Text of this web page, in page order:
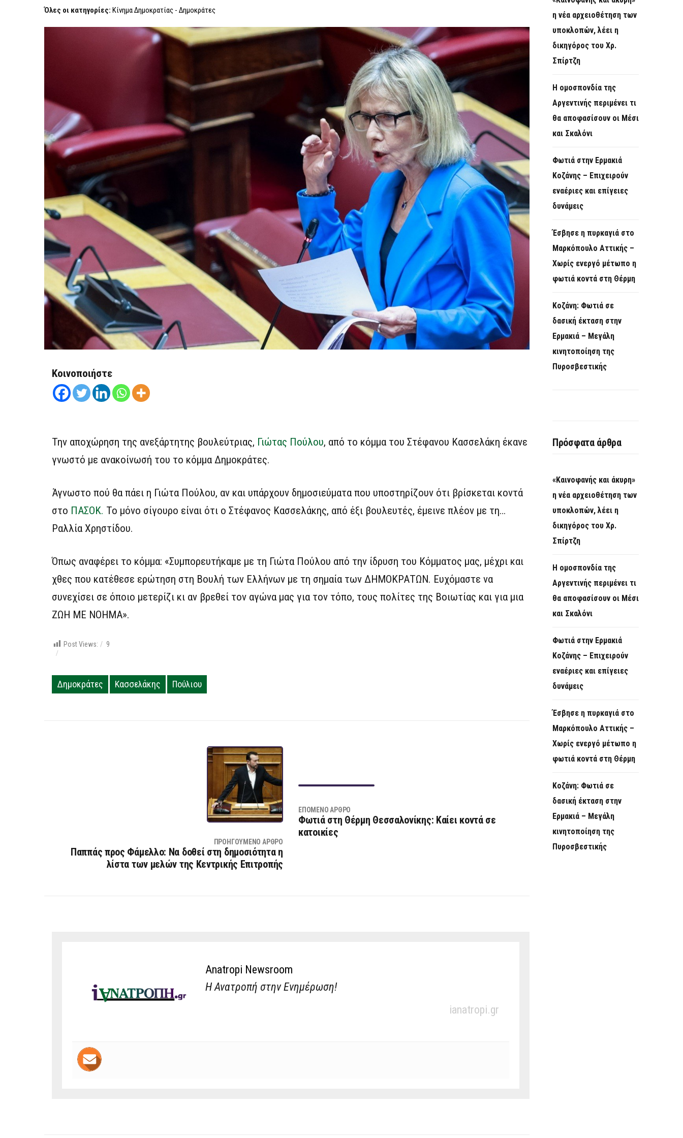
Όλες οι κατηγορίες: Κίνημα Δημοκρατίας - Δημοκράτες
Κοινοποιήστε
Την αποχώρηση της ανεξάρτητης βουλεύτριας, Γιώτας Πούλου, από το κόμμα του Στέφανου Κασσελάκη έκανε
γνωστό με ανακοίνωσή του το κόμμα Δημοκράτες.
Άγνωστο πού θα πάει η Γιώτα Πούλου, αν και υπάρχουν δημοσιεύματα που υποστηρίζουν ότι βρίσκεται κοντά
στο ΠΑΣΟΚ. Το μόνο σίγουρο είναι ότι ο Στέφανος Κασσελάκης, από έξι βουλευτές, έμεινε πλέον με τη…
Ραλλία Χρηστίδου.
Όπως αναφέρει το κόμμα: «Συμπορευτήκαμε με τη Γιώτα Πούλου από την ίδρυση του Κόμματος μας, μέχρι και
χθες που κατέθεσε ερώτηση στη Βουλή των Ελλήνων με τη σημαία των ΔΗΜΟΚΡΑΤΩΝ. Ευχόμαστε να
συνεχίσει σε όποιο μετερίζι κι αν βρεθεί τον αγώνα μας για τον τόπο, τους πολίτες της Βοιωτίας και για μια
ΖΩΗ ΜΕ ΝΟΗΜΑ».
Post Views: 9
Δημοκράτες Κασσελάκης Πούλιου
ΠΡΟΗΓΟΎΜΕΝΟ ΆΡΘΡΟ
Παππάς προς Φάμελλο: Να δοθεί στη δημοσιότητα η
λίστα των μελών της Κεντρικής Επιτροπής
ΕΠΌΜΕΝΟ ΆΡΘΡΟ
Φωτιά στη Θέρμη Θεσσαλονίκης: Καίει κοντά σε
κατοικίες
Anatropi Newsroom
Η Ανατροπή στην Ενημέρωση!
ianatropi.gr
η νέα αρχειοθέτηση των
υποκλοπών, λέει η
δικηγόρος του Χρ.
Σπίρτζη
Η ομοσπονδία της
Αργεντινής περιμένει τι
θα αποφασίσουν οι Μέσι
και Σκαλόνι
Φωτιά στην Ερμακιά
Κοζάνης – Επιχειρούν
εναέριες και επίγειες
δυνάμεις
Έσβησε η πυρκαγιά στο
Μαρκόπουλο Αττικής –
Χωρίς ενεργό μέτωπο η
φωτιά κοντά στη Θέρμη
Κοζάνη: Φωτιά σε
δασική έκταση στην
Ερμακιά – Μεγάλη
κινητοποίηση της
Πυροσβεστικής
Πρόσφατα άρθρα
«Καινοφανής και άκυρη»
η νέα αρχειοθέτηση των
υποκλοπών, λέει η
δικηγόρος του Χρ.
Σπίρτζη
Η ομοσπονδία της
Αργεντινής περιμένει τι
θα αποφασίσουν οι Μέσι
και Σκαλόνι
Φωτιά στην Ερμακιά
Κοζάνης – Επιχειρούν
εναέριες και επίγειες
δυνάμεις
Έσβησε η πυρκαγιά στο
Μαρκόπουλο Αττικής –
Χωρίς ενεργό μέτωπο η
φωτιά κοντά στη Θέρμη
Κοζάνη: Φωτιά σε
δασική έκταση στην
Ερμακιά – Μεγάλη
κινητοποίηση της
Πυροσβεστικής